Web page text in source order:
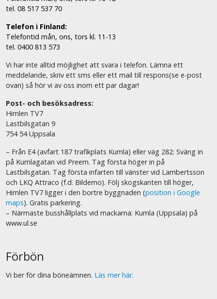
tel. 08 517 537 70
Telefon i Finland:
Telefontid mån, ons, tors kl. 11-13
tel. 0400 813 573
Vi har inte alltid möjlighet att svara i telefon. Lämna ett
meddelande, skriv ett sms eller ett mail till respons(se e-post
ovan) så hör vi av oss inom ett par dagar!
Post- och besöksadress:
Himlen TV7
Lastbilsgatan 9
754 54 Uppsala
– Från E4 (avfart 187 trafikplats Kumla) eller väg 282: Sväng in
på Kumlagatan vid Preem. Tag första höger in på
Lastbilsgatan. Tag första infarten till vänster vid Lambertsson
och LKQ Attraco (f.d. Bildemo). Följ skogskanten till höger,
Himlen TV7 ligger i den bortre byggnaden (position i Google
maps). Gratis parkering.
– Närmaste busshållplats vid mackarna: Kumla (Uppsala) på
www.ul.se
Förbön
Vi ber för dina böneämnen. Läs mer här.